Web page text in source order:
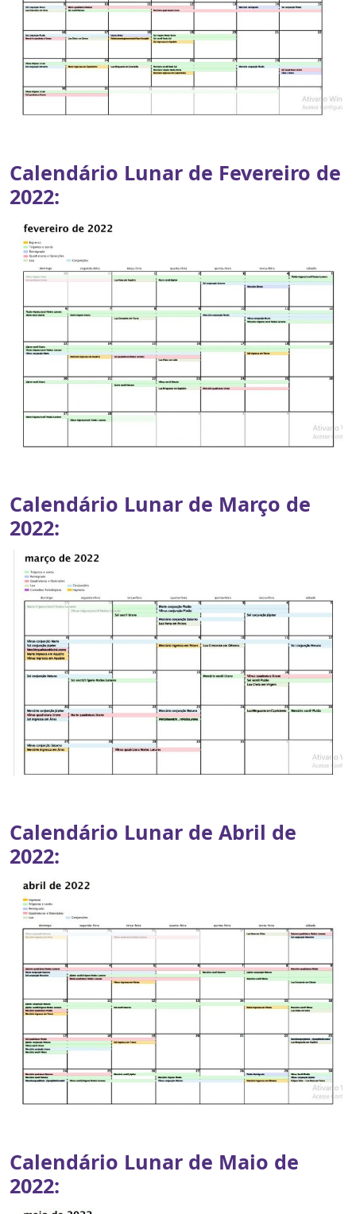
Calendário Lunar de Fevereiro de
2022:
Calendário Lunar de Março de
2022:
Calendário Lunar de Abril de
2022:
Calendário Lunar de Maio de
2022: